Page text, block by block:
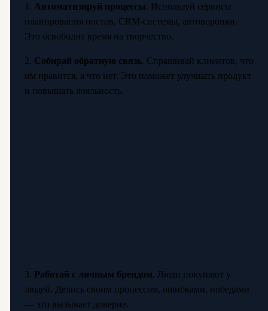
1. Автоматизируй процессы. Используй сервисы
планирования постов, CRM-системы, автоворонки.
Это освободит время на творчество.
2. Собирай обратную связь. Спрашивай клиентов, что
им нравится, а что нет. Это поможет улучшать продукт
и повышать лояльность.
3. Работай с личным брендом. Люди покупают у
людей. Делись своим процессом, ошибками, победами
— это вызывает доверие.